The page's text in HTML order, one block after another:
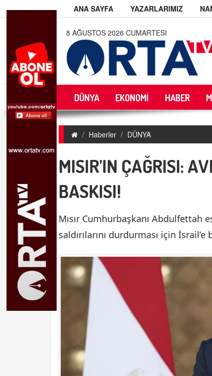
ANA SAYFA YAZARLARIMIZ
8 AĞUSTOS 2026 CUMARTESI
DÜNYA EKONOMİ HABER
Haberler DÜNYA
MISIR’IN ÇAĞRISI:
BASKISI!
Mısır Cumhurbaşkanı Abdulfettah
saldırılarını durdurması için İsrail’e